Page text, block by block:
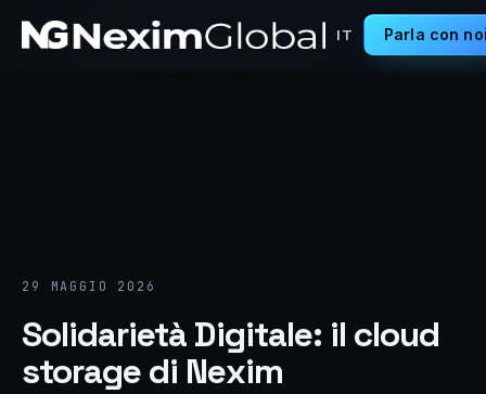
IT Parla con
29 MAGGIO 2026
Solidarietà Digitale: il cloud
storage di Nexim